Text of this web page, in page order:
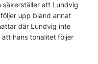
säkerställer att Lundvig
upp bland annat
där Lundvig inte
hans tonalitet följer